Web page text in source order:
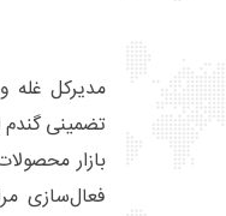
مدیرکل غله
تضمینی گندم
بازار
فعال‌سازی